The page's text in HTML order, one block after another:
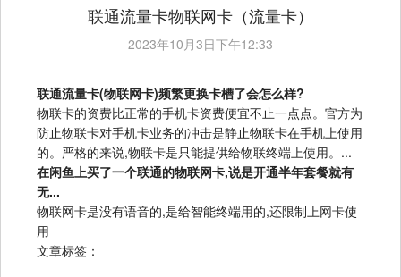
联通流量卡物联网卡（流量卡）
2023年10月3日下午12:33
联通流量卡(物联网卡)频繁更换卡槽了会怎么样?
物联卡的资费比正常的手机卡资费便宜不止一点点。官方为
防止物联卡对手机卡业务的冲击是静止物联卡在手机上使用
的。严格的来说,物联卡是只能提供给物联终端上使用。...
在闲鱼上买了一个联通的物联网卡,说是开通半年套餐就有
无...
物联网卡是没有语音的,是给智能终端用的,还限制上网卡使
用
文章标签：